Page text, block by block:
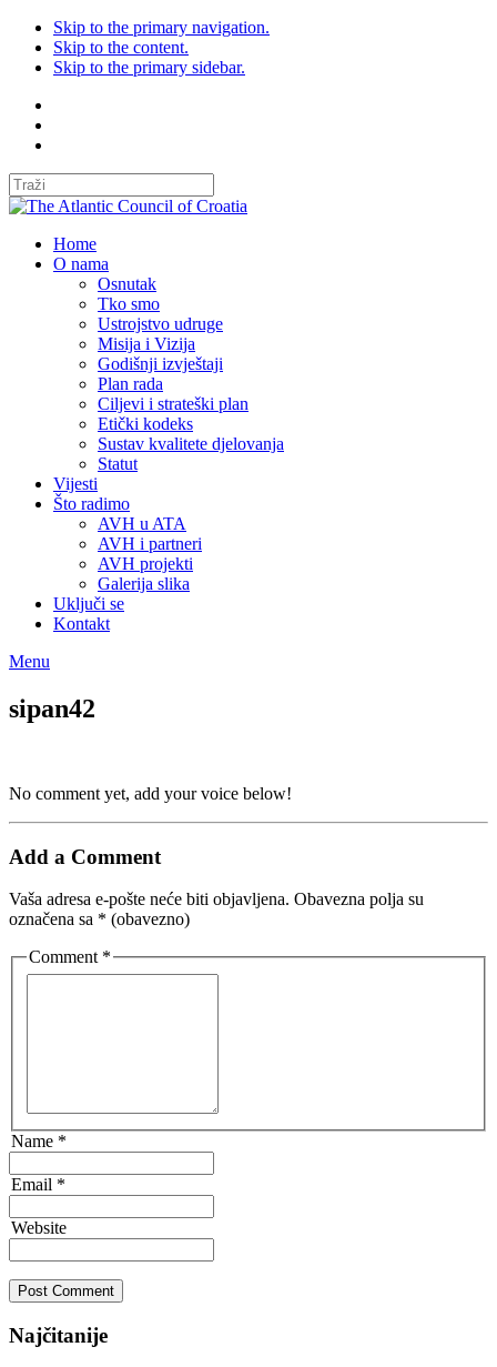
Skip to the primary navigation.
Skip to the content.
Skip to the primary sidebar.
Home
O nama
Osnutak
Tko smo
Ustrojstvo udruge
Misija i Vizija
Godišnji izvještaji
Plan rada
Ciljevi i strateški plan
Etički kodeks
Sustav kvalitete djelovanja
Statut
Vijesti
Što radimo
AVH u ATA
AVH i partneri
AVH projekti
Galerija slika
Uključi se
Kontakt
Menu
sipan42
No comment yet, add your voice below!
Add a Comment
Vaša adresa e-pošte neće biti objavljena. Obavezna polja su
označena sa * (obavezno)
Comment *
Name *
Email *
Website
Post Comment
Najčitanije